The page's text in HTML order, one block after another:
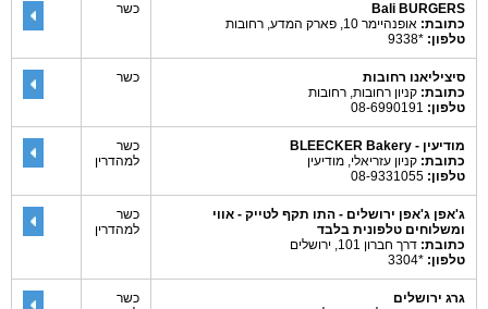
Bali BURGERS
כתובת: אופנהיימר 10, פארק המדע, רחובות
טלפון: *9338
כשר
סיציליאנו רחובות
כתובת: קניון רחובות, רחובות
טלפון:
כשר
מודיעין - BLEECKER Bakery
כתובת: קניון עזריאלי, מודיעין
טלפון:
כשר
למהדרין
ג'אפן ג'אפן ירושלים - התו תקף לטייק - אווי
ומשלוחים טלפונית בלבד
כתובת: דרך חברון 101, ירושלים
טלפון: *3304
כשר
למהדרין
גרג ירושלים
כשר